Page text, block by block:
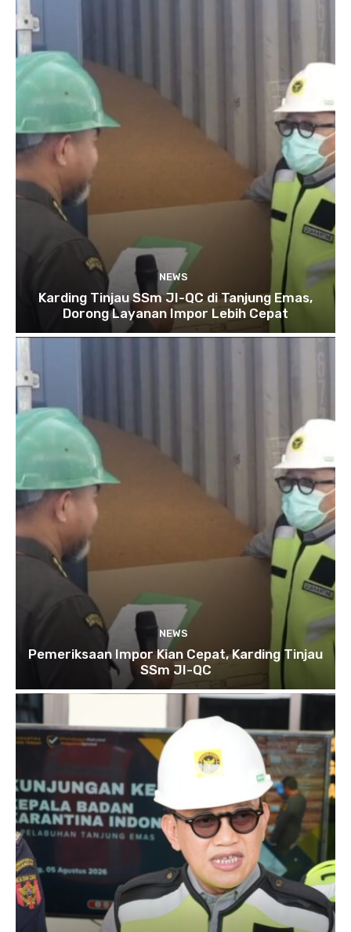
NEWS
Karding Tinjau SSm JI-QC di Tanjung Emas,
Dorong Layanan Impor Lebih Cepat
NEWS
Pemeriksaan Impor Kian Cepat, Karding Tinjau
SSm JI-QC